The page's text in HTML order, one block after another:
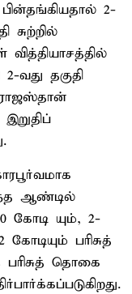
2-
சுற்றில்
வித்தியாசத்தில்
வது தகுதி
ராஜஸ்தான்
ஆண்டில்
யும், 2-
பரிசுத்
தொகை